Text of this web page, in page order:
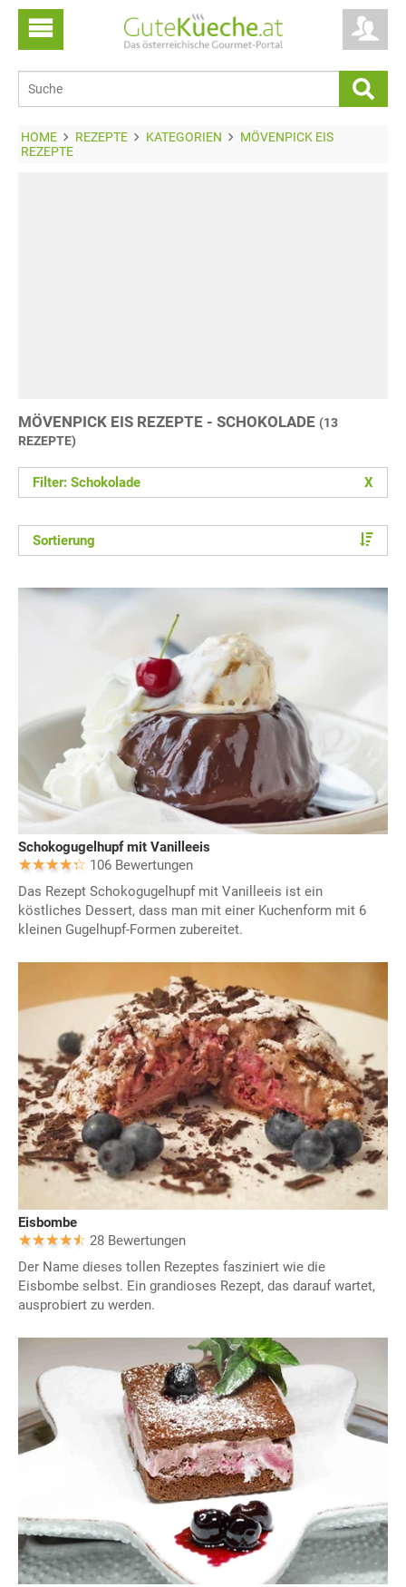
HOME REZEPTE KATEGORIEN
MÖVENPICK EIS
REZEPTE
MÖVENPICK EIS REZEPTE - SCHOKOLADE (13
REZEPTE)
Filter: Schokolade X
Sortierung
Schokogugelhupf mit Vanilleeis
106 Bewertungen
Das Rezept Schokogugelhupf mit Vanilleeis ist ein
köstliches Dessert, dass man mit einer Kuchenform mit 6
kleinen Gugelhupf-Formen zubereitet.
Eisbombe
28 Bewertungen
Der Name dieses tollen Rezeptes fasziniert wie die
Eisbombe selbst. Ein grandioses Rezept, das darauf wartet,
ausprobiert zu werden.